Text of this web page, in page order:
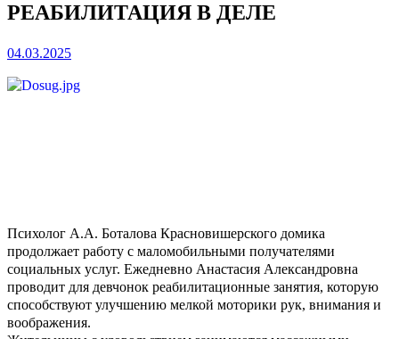
РЕАБИЛИТАЦИЯ В ДЕЛЕ
04.03.2025
Психолог А.А. Боталова Красновишерского домика
продолжает работу с маломобильными получателями
социальных услуг. Ежедневно Анастасия Александровна
проводит для девчонок реабилитационные занятия, которую
способствуют улучшению мелкой моторики рук, внимания и
воображения.